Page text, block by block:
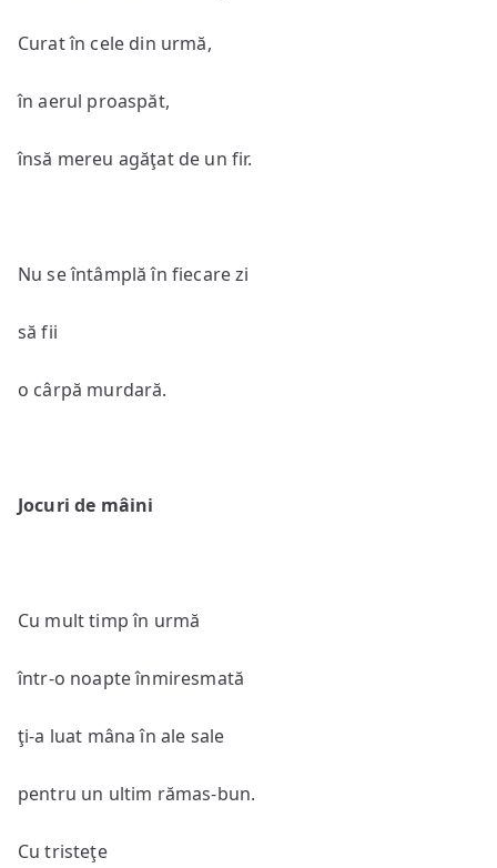
Curat în cele din urmă,
în aerul proaspăt,
însă mereu agăţat de un fir.
Nu se întâmplă în fiecare zi
să fii
o cârpă murdară.
Jocuri de mâini
Cu mult timp în urmă
într-o noapte înmiresmată
ţi-a luat mâna în ale sale
pentru un ultim rămas-bun.
Cu tristeţe